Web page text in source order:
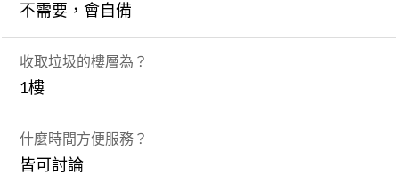
不需要，會自備
收取垃圾的樓層為？
1樓
什麼時間方便服務？
皆可討論